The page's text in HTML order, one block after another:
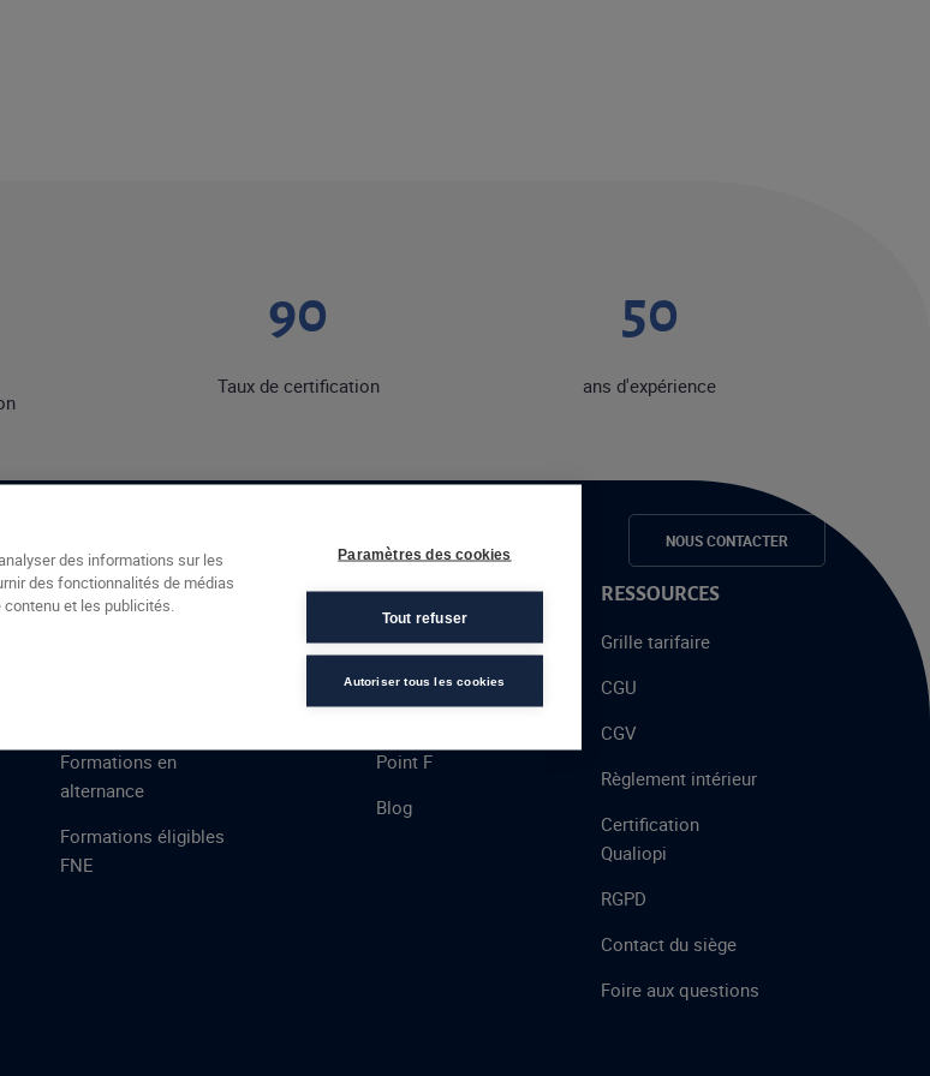
Espace candidats NOUS CONTACTER
90
Taux de certification
50
ans d'expérience
PRESTATIONS
Formations en
alternance
Formations éligibles
FNE
À PROPOS
Talent
Point F
Blog
RESSOURCES
Grille tarifaire
CGU
CGV
Règlement intérieur
Certification
Qualiopi
RGPD
Contact du siège
Foire aux questions
des informations sur les
des fonctionnalités de médias
et les publicités.
Paramètres des cookies
Tout refuser
Autoriser tous les cookies